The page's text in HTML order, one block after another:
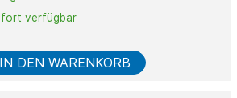
verfügbar
IN DEN WARENKORB